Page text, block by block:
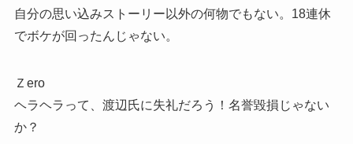
自分の思い込みストーリー以外の何物でもない。18連休
でボケが回ったんじゃない。
Ｚero
ヘラヘラって、渡辺氏に失礼だろう！名誉毀損じゃない
か？